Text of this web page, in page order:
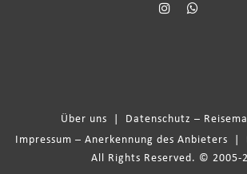
Über uns Datenschutz –
Impressum – Anerkennung des Anbieters
All Rights Reserved. © 2005-